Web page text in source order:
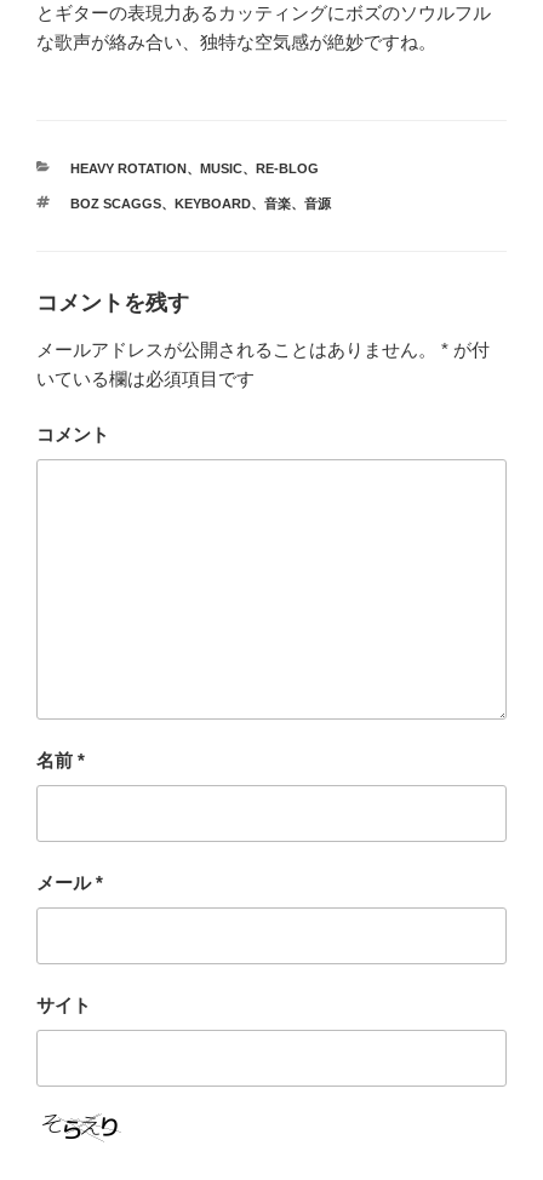
とギターの表現力あるカッティングにボズのソウルフル
な歌声が絡み合い、独特な空気感が絶妙ですね。
カ
ゴ
HEAVY ROTATION 、 MUSIC、 RE-BLOG
タ
BOZ SCAGGS、 KEYBOARD、 音楽、 音源
コメントを残す
メールアドレスが公開されることはありません。 * が付
いている欄は必須項目です
コメント
名前 *
メール*
サイト